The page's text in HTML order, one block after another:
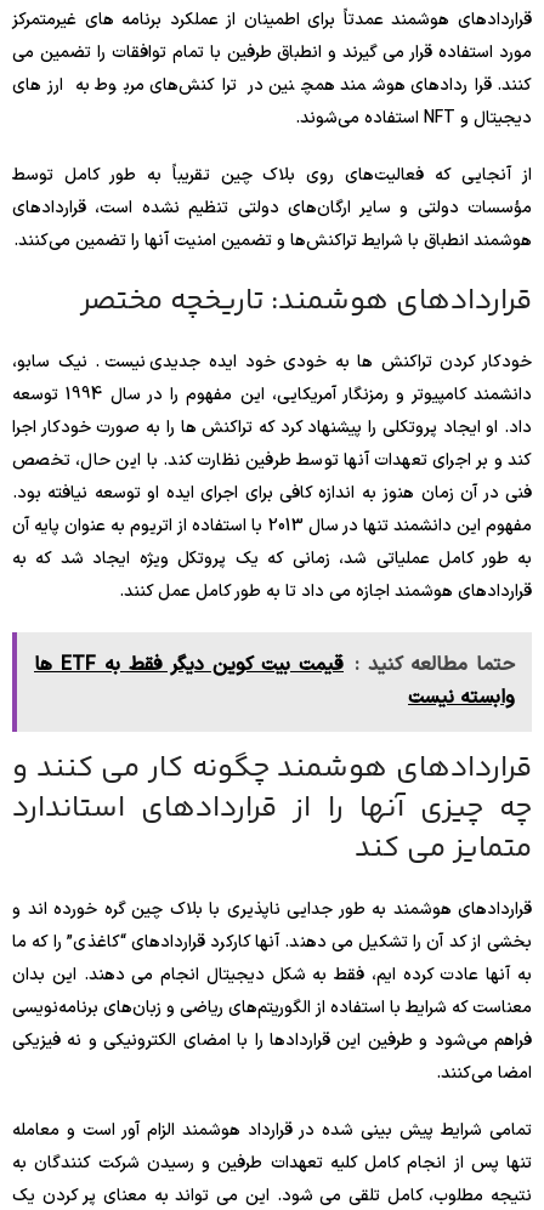
قراردادهای هوشمند عمدتاً برای اطمینان از عملکرد برنامه های غیرمتمرکز
مورد استفاده قرار می گیرند و انطباق طرفین با تمام توافقات را تضمین می
کنند. قراردادهای هوشمند همچنین در تراکنش‌های مربوط به ارزهای
دیجیتال و NFT استفاده می‌شوند.
از آنجایی که فعالیت‌های روی بلاک چین تقریباً به طور کامل توسط
مؤسسات دولتی و سایر ارگان‌های دولتی تنظیم نشده است، قراردادهای
هوشمند انطباق با شرایط تراکنش‌ها و تضمین امنیت آنها را تضمین می‌کنند.
قراردادهای هوشمند: تاریخچه مختصر
خودکار کردن تراکنش ها به خودی خود ایده جدیدی نیست . نیک سابو،
دانشمند کامپیوتر و رمزنگار آمریکایی، این مفهوم را در سال 1994 توسعه
داد. او ایجاد پروتکلی را پیشنهاد کرد که تراکنش ها را به صورت خودکار اجرا
کند و بر اجرای تعهدات آنها توسط طرفین نظارت کند. با این حال، تخصص
فنی در آن زمان هنوز به اندازه کافی برای اجرای ایده او توسعه نیافته بود.
مفهوم این دانشمند تنها در سال 2013 با استفاده از اتریوم به عنوان پایه آن
به طور کامل عملیاتی شد، زمانی که یک پروتکل ویژه ایجاد شد که به
قراردادهای هوشمند اجازه می داد تا به طور کامل عمل کنند.
حتما مطالعه کنید :
قیمت بیت کوین دیگر فقط به ETF ها
وابسته نیست
قراردادهای هوشمند چگونه کار می کنند و
چه چیزی آنها را از قراردادهای استاندارد
متمایز می کند
قراردادهای هوشمند به طور جدایی ناپذیری با بلاک چین گره خورده اند و
بخشی از کد آن را تشکیل می دهند. آنها کارکرد قراردادهای “کاغذی” را که ما
به آنها عادت کرده ایم، فقط به شکل دیجیتال انجام می دهند. این بدان
معناست که شرایط با استفاده از الگوریتم‌های ریاضی و زبان‌های برنامه‌نویسی
فراهم می‌شود و طرفین این قراردادها را با امضای الکترونیکی و نه فیزیکی
امضا می‌کنند.
تمامی شرایط پیش بینی شده در قرارداد هوشمند الزام آور است و معامله
تنها پس از انجام کامل کلیه تعهدات طرفین و رسیدن شرکت کنندگان به
نتیجه مطلوب، کامل تلقی می شود. این می تواند به معنای پر کردن یک